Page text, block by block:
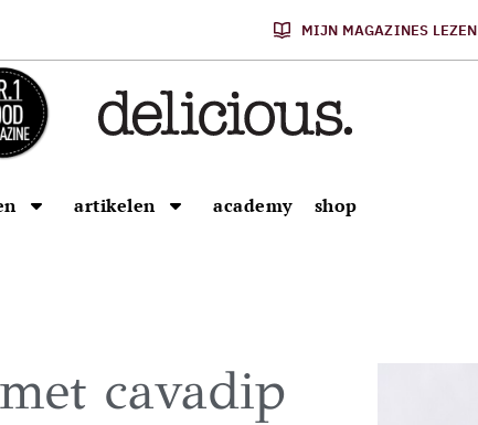
MIJN MAGAZINES LEZEN
artikelen academy shop
cavadip